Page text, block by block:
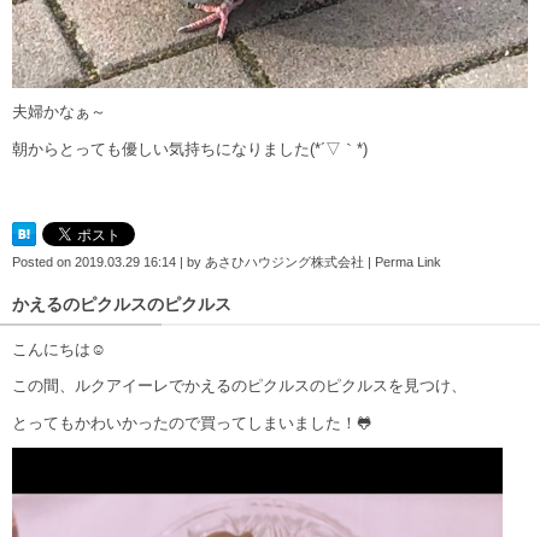
夫婦かなぁ～
朝からとっても優しい気持ちになりました(*´▽｀*)
Posted on 2019.03.29 16:14 | by あさひハウジング株式会社 | Perma Link
かえるのピクルスのピクルス
こんにちは☺
この間、ルクアイーレでかえるのピクルスのピクルスを見つけ、
とってもかわいかったので買ってしまいました！🐸